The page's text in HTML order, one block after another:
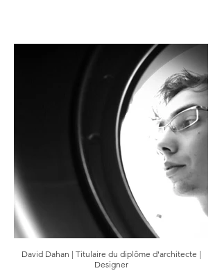
David Dahan | Titulaire du diplôme d'architecte |
Designer